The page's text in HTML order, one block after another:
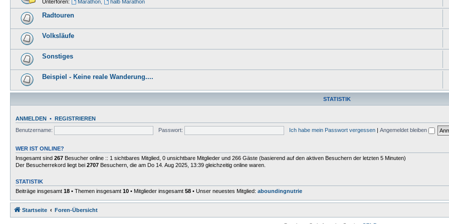
Unterforen: Marathon, halb Marathon
Radtouren
Volksläufe
Sonstiges
Beispiel - Keine reale Wanderung....
STATISTIK
ANMELDEN • REGISTRIEREN
Benutzername:
Passwort: Ich habe mein Passwort vergessen | Angemeldet bleiben
WER IST ONLINE?
Insgesamt sind 267 Besucher online :: 1 sichtbares Mitglied, 0 unsichtbare Mitglieder und 266 Gäste (basierend auf den aktiven Besuchern der letzten 5 Minuten)
Der Besucherrekord liegt bei 2707 Besuchern, die am Do 14. Aug 2025, 13:39 gleichzeitig online waren.
STATISTIK
Beiträge insgesamt 18 • Themen insgesamt 10 • Mitglieder insgesamt 58 • Unser neuestes Mitglied: aboundingnutrie
Startseite Foren-Übersicht